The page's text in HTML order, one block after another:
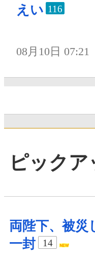
えい 116
08月10日 07:21
ピックア
両陛下、被災
一封
14